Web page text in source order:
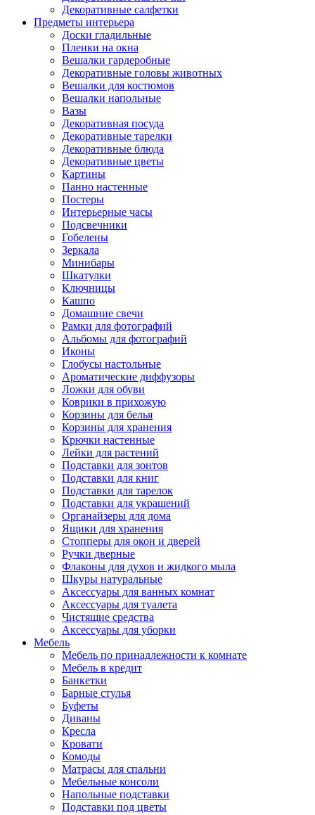
Декоративные салфетки
Предметы интерьера
Доски гладильные
Пленки на окна
Вешалки гардеробные
Декоративные головы животных
Вешалки для костюмов
Вешалки напольные
Вазы
Декоративная посуда
Декоративные тарелки
Декоративные блюда
Декоративные цветы
Картины
Панно настенные
Постеры
Интерьерные часы
Подсвечники
Гобелены
Зеркала
Минибары
Шкатулки
Ключницы
Кашпо
Домашние свечи
Рамки для фотографий
Альбомы для фотографий
Иконы
Глобусы настольные
Ароматические диффузоры
Ложки для обуви
Коврики в прихожую
Корзины для белья
Корзины для хранения
Крючки настенные
Лейки для растений
Подставки для зонтов
Подставки для книг
Подставки для тарелок
Подставки для украшений
Органайзеры для дома
Ящики для хранения
Стопперы для окон и дверей
Ручки дверные
Флаконы для духов и жидкого мыла
Шкуры натуральные
Аксессуары для ванных комнат
Аксессуары для туалета
Чистящие средства
Аксессуары для уборки
Мебель
Мебель по принадлежности к комнате
Мебель в кредит
Банкетки
Барные стулья
Буфеты
Диваны
Кресла
Кровати
Комоды
Матрасы для спальни
Мебельные консоли
Напольные подставки
Подставки под цветы